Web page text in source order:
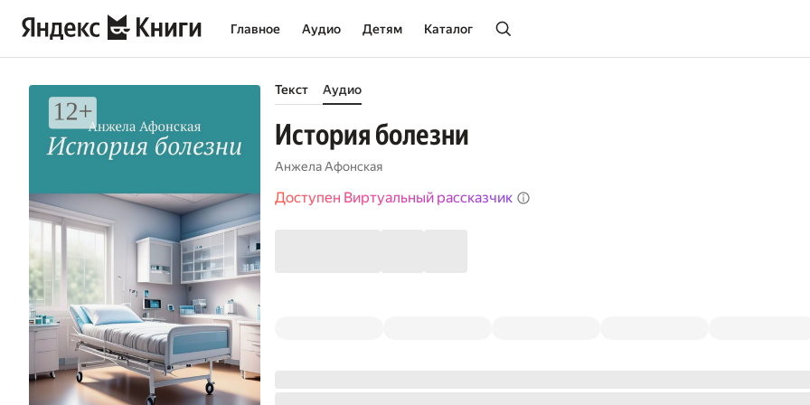
Главное Аудио Детям Каталог
Текст Аудио
История болезни
Анжела Афонская
Доступен Виртуальный рассказчик